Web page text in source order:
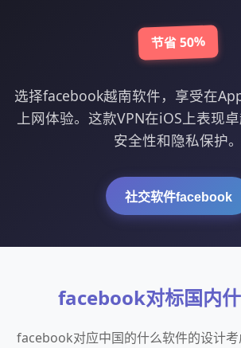
节省 50%
选择facebook越南软件，享受在
上网体验。这款VPN在iOS上表现
安全性和隐私保护。
社交软件facebook
facebook对标国内
facebook对应中国的什么软件的设计